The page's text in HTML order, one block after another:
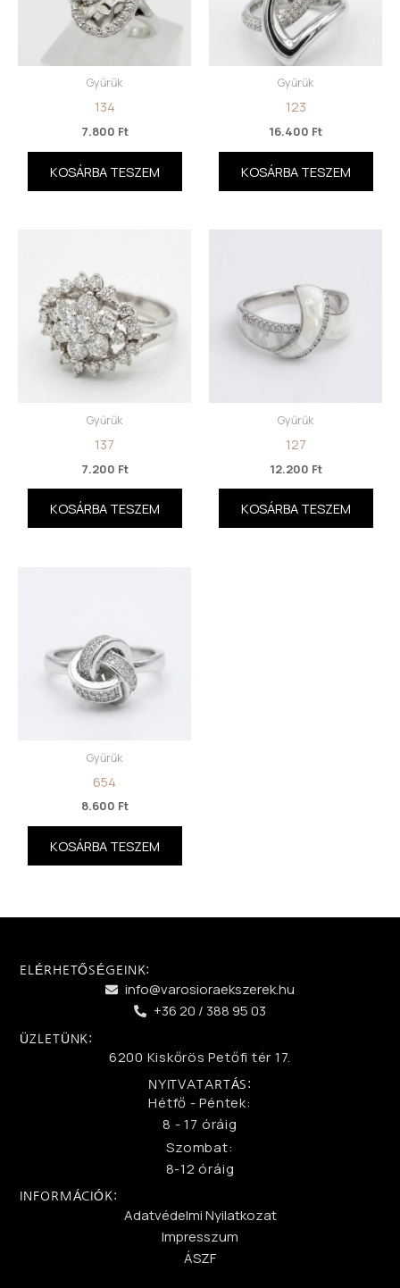
Gyűrűk
134
7.800 Ft
KOSÁRBA TESZEM
Gyűrűk
123
16.400 Ft
KOSÁRBA TESZEM
Gyűrűk
137
7.200 Ft
KOSÁRBA TESZEM
Gyűrűk
127
12.200 Ft
KOSÁRBA TESZEM
Gyűrűk
654
8.600 Ft
KOSÁRBA TESZEM
ELÉRHETŐSÉGEINK:
info@varosioraekszerek.hu
+36 20 / 388 95 03
ÜZLETÜNK:
6200 Kiskőrös Petőfi tér 17.
NYITVATARTÁS:
Hétfő - Péntek:
8 - 17 óráig
Szombat:
8-12 óráig
INFORMÁCIÓK:
Adatvédelmi Nyilatkozat
Impresszum
ÁSZF